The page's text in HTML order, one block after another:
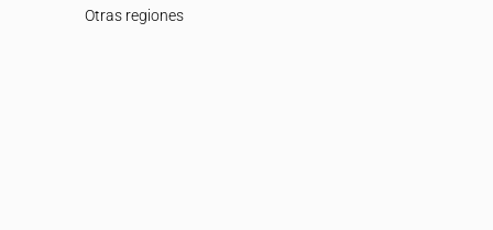
Otras regiones